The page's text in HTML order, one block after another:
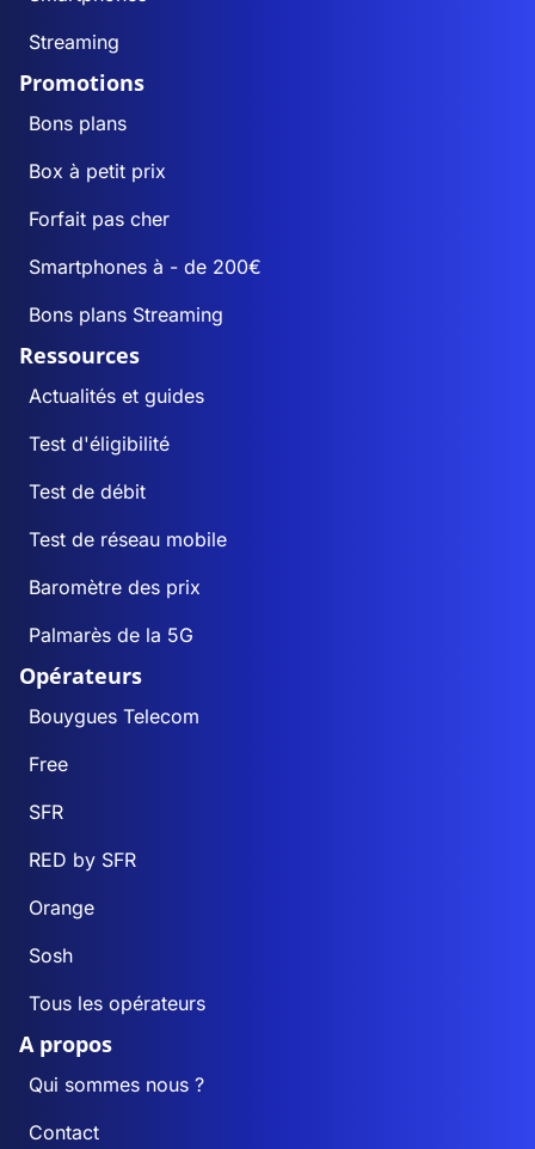
Streaming
Promotions
Bons plans
Box à petit prix
Forfait pas cher
Smartphones à - de 200€
Bons plans Streaming
Ressources
Actualités et guides
Test d'éligibilité
Test de débit
Test de réseau mobile
Baromètre des prix
Palmarès de la 5G
Opérateurs
Bouygues Telecom
Free
SFR
RED by SFR
Orange
Sosh
Tous les opérateurs
A propos
Qui sommes nous ?
Contact